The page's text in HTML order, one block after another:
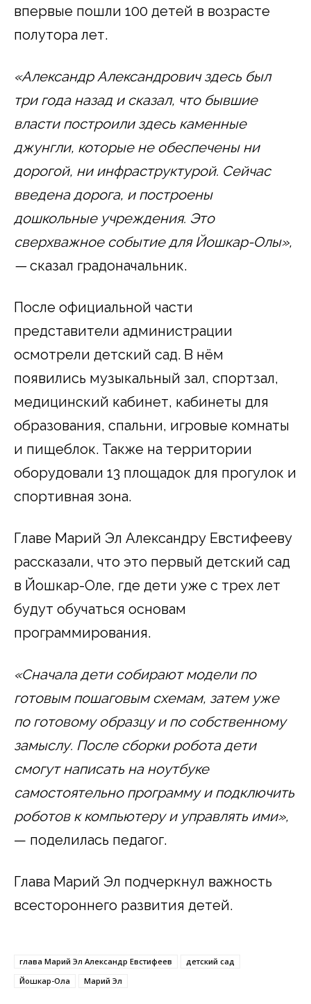
впервые пошли 100 детей в возрасте
полутора лет.
«Александр Александрович здесь был
три года назад и сказал, что бывшие
власти построили здесь каменные
джунгли, которые не обеспечены ни
дорогой, ни инфраструктурой. Сейчас
введена дорога, и построены
дошкольные учреждения. Это
сверхважное событие для Йошкар-Олы»,
— сказал градоначальник.
После официальной части
представители администрации
осмотрели детский сад. В нём
появились музыкальный зал, спортзал,
медицинский кабинет, кабинеты для
образования, спальни, игровые комнаты
и пищеблок. Также на территории
оборудовали 13 площадок для прогулок и
спортивная зона.
Главе Марий Эл Александру Евстифееву
рассказали, что это первый детский сад
в Йошкар-Оле, где дети уже с трех лет
будут обучаться основам
программирования.
«Сначала дети собирают модели по
готовым пошаговым схемам, затем уже
по готовому образцу и по собственному
замыслу. После сборки робота дети
смогут написать на ноутбуке
самостоятельно программу и подключить
роботов к компьютеру и управлять ими»,
— поделилась педагог.
Глава Марий Эл подчеркнул важность
всестороннего развития детей.
глава Марий Эл Александр Евстифеев
детский сад
Йошкар-Ола
Марий Эл